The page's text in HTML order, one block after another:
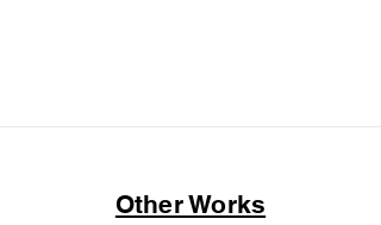
Other Works